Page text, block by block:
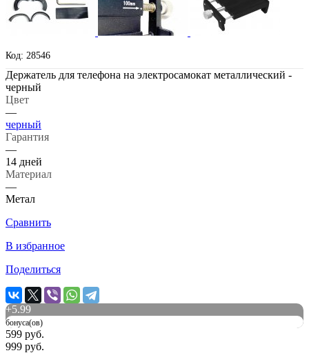
Код: 28546
Держатель для телефона на электросамокат металлический -
черный
Цвет
—
черный
Гарантия
—
14 дней
Материал
—
Метал
Сравнить
В избранное
Поделиться
+5.99
бонуса(ов)
599 руб.
999 руб.